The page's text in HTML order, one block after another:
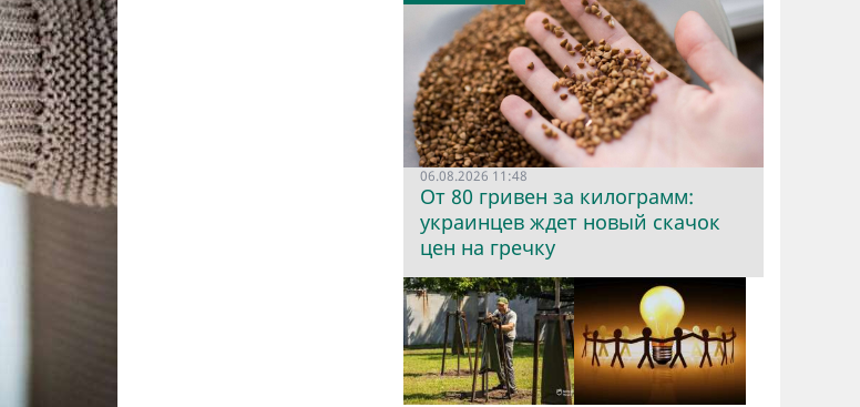
06.08.2026 11:48
От 80 гривен за килограмм:
украинцев ждет новый скачок
цен на гречку